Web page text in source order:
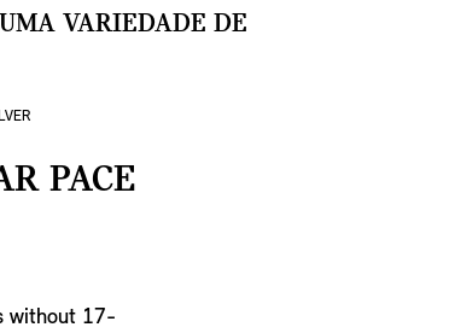
VARIEDADE DE
PACE
without 17-